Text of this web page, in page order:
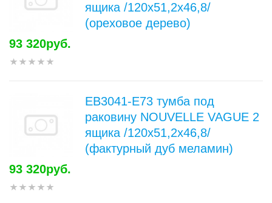
ящика /120x51,2x46,8/
(ореховое дерево)
93 320руб.
EB3041-E73 тумба под
раковину NOUVELLE VAGUE 2
ящика /120x51,2x46,8/
(фактурный дуб меламин)
93 320руб.